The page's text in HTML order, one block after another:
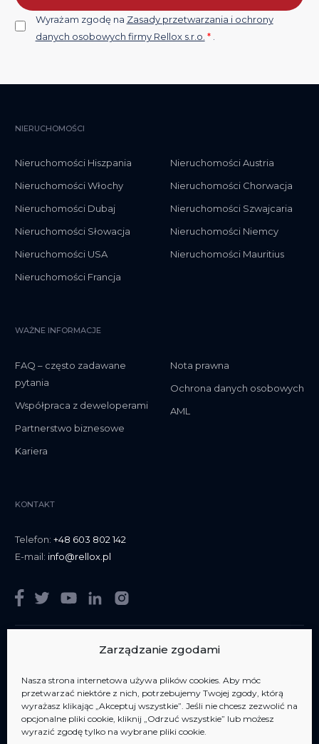
Zarządzanie zgodami
Nasza strona internetowa używa plików cookies. Aby móc
przetwarzać niektóre z nich, potrzebujemy Twojej zgody, którą
wyrażasz klikając „Akceptuj wszystkie”. Jeśli nie chcesz zezwolić na
opcjonalne pliki cookie, kliknij „Odrzuć wszystkie” lub możesz
wyrazić zgodę tylko na wybrane pliki cookie.
Wyrażam zgodę na Zasady przetwarzania i ochrony
danych osobowych firmy Rellox s.r.o. *
NIERUCHOMOŚCI
Nieruchomości Hiszpania
Nieruchomości Włochy
Nieruchomości Dubaj
Nieruchomości Słowacja
Nieruchomości USA
Nieruchomości Francja
Nieruchomości Austria
Nieruchomości Chorwacja
Nieruchomości Szwajcaria
Nieruchomości Niemcy
Nieruchomości Mauritius
WAŻNE INFORMACJE
FAQ – często zadawane
pytania
Współpraca z deweloperami
Partnerstwo biznesowe
Kariera
Nota prawna
Ochrona danych osobowych
AML
KONTAKT
Telefon: +48 603 802 142
E-mail: info@rellox.pl
Jesteśmy członkiemAIPP Jesteśmy członkiemAIPP